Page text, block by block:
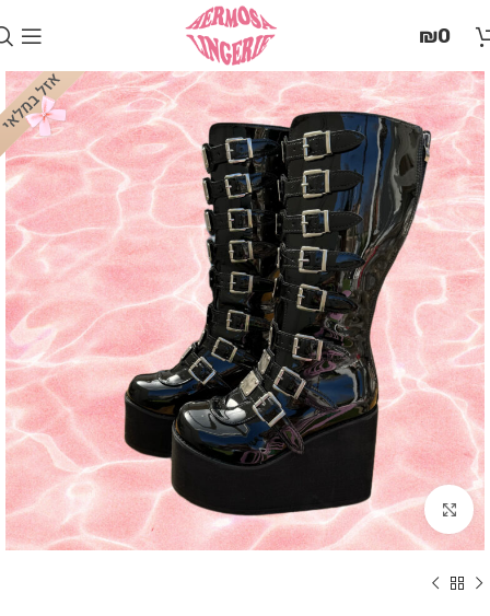
זֶה
מַעֲרֶכֶת
"המרכז
הישראלי
לְהַנְגָּשָׁת
אָתָרִים".
הַמְּסַיַּעַת
לִנְגִישׁוּת
הָאֲתָר.
לִפְתִיחַת
תַּפְרִיט
הֵנְּגִישׁוּת
לְחַץ
ALT+0
₪0
Click to enlarge